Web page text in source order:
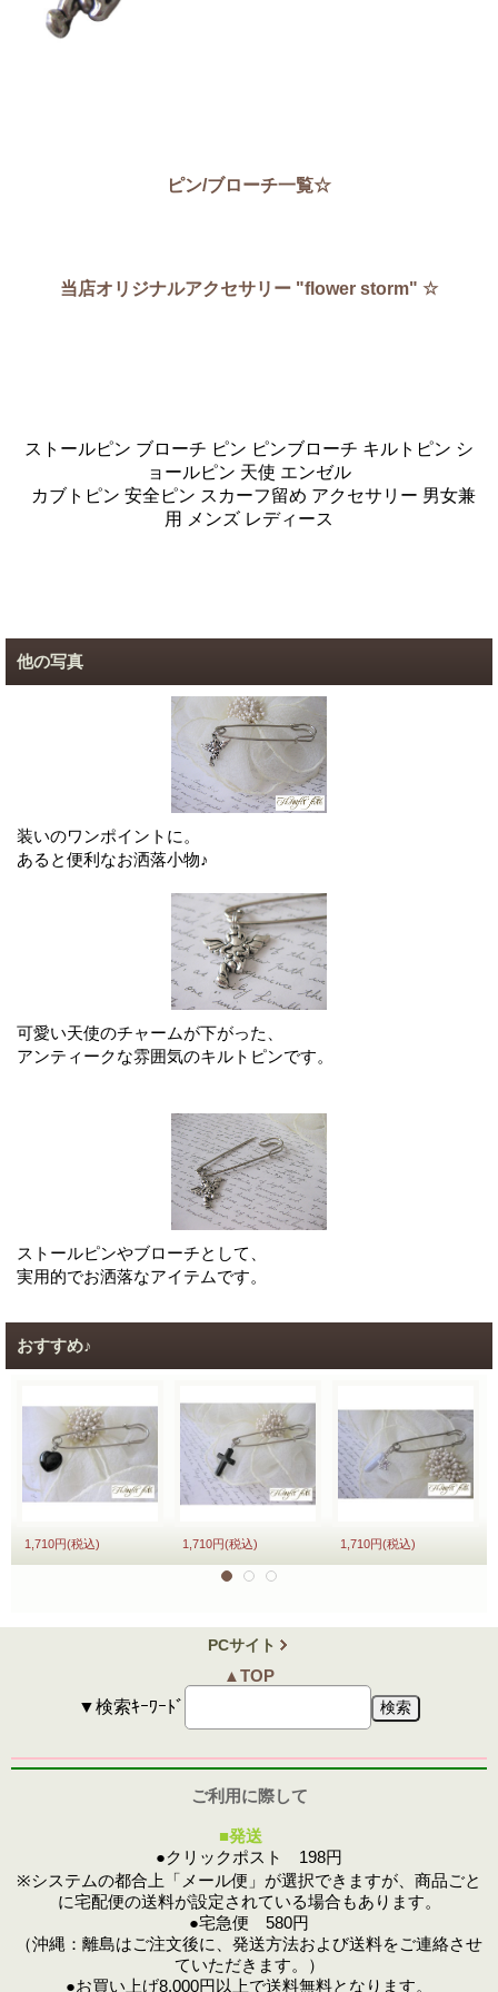
ピン/ブローチ一覧☆
当店オリジナルアクセサリー "flower storm" ☆
ストールピン ブローチ ピン ピンブローチ キルトピン シ
ョールピン 天使 エンゼル
カブトピン 安全ピン スカーフ留め アクセサリー 男女兼
用 メンズ レディース
他の写真
装いのワンポイントに。
あると便利なお洒落小物♪
可愛い天使のチャームが下がった、
アンティークな雰囲気のキルトピンです。
ストールピンやブローチとして、
実用的でお洒落なアイテムです。
おすすめ♪
1,710円(税込) 1,710円(税込) 1,710円(税込)
PCサイト
▲TOP
▼検索ｷｰﾜｰﾄﾞ
ご利用に際して
■発送
●クリックポスト 198円
※システムの都合上「メール便」が選択できますが、商品ごと
に宅配便の送料が設定されている場合もあります。
●宅急便 580円
（沖縄：離島はご注文後に、発送方法および送料をご連絡させ
ていただきます。）
●お買い上げ8,000円以上で送料無料となります。